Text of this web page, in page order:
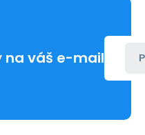
na váš e-mail